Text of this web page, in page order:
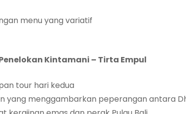
menu yang variatif
Kintamani – Tirta Empul
tour hari kedua
yang menggambarkan peperangan antara